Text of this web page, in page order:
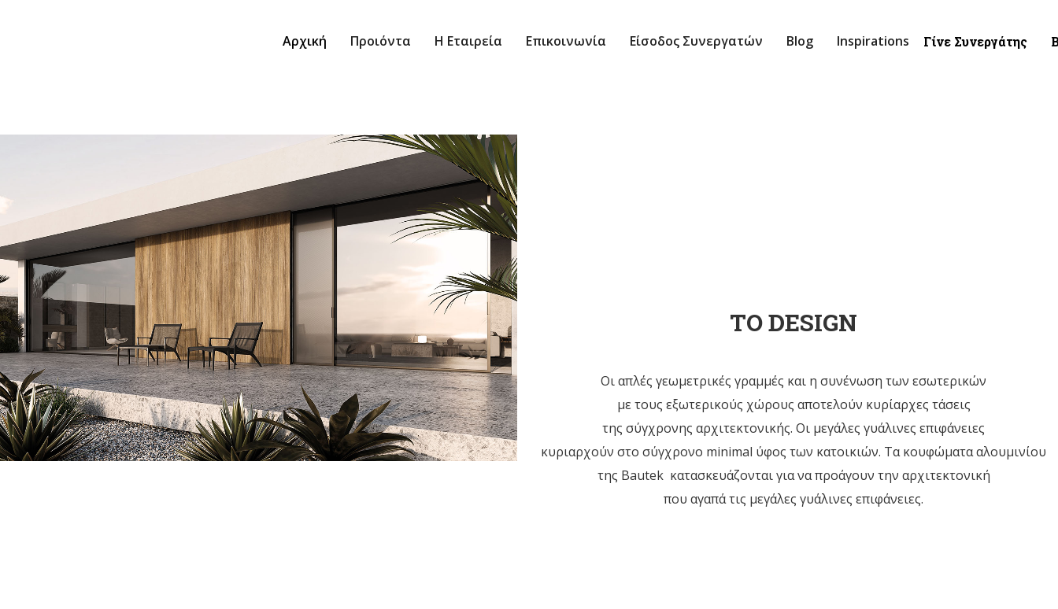
Αρχική Προιόντα Η Εταιρεία Επικοινωνία Είσοδος Συνεργατών Blog Inspirations Γίνε Συνεργάτης
ΤΟ DESIGN
Οι απλές γεωμετρικές γραμμές και η συνένωση των εσωτερικών
με τους εξωτερικούς χώρους αποτελούν κυρίαρχες τάσεις
της σύγχρονης αρχιτεκτονικής. Οι μεγάλες γυάλινες επιφάνειες
κυριαρχούν στο σύγχρονο minimal ύφος των κατοικιών. Τα κουφώματα αλουμινίου
της Bautek κατασκευάζονται για να προάγουν την αρχιτεκτονική
που αγαπά τις μεγάλες γυάλινες επιφάνειες.